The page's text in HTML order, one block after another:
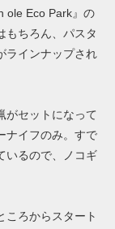
ole Eco Park』の
もちろん、パスタ
ラインナップされ
がセットになって
ナイフのみ。すで
いるので、ノコギ
ころからスタート